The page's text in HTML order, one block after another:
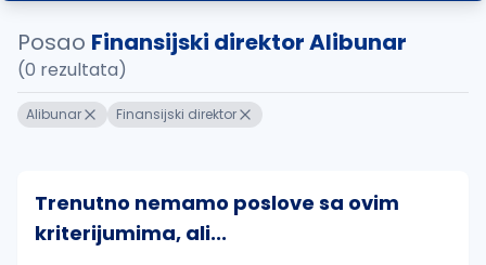
Posao Finansijski direktor Alibunar
(0 rezultata)
Alibunar Finansijski direktor
Trenutno nemamo poslove sa ovim
kriterijumima, ali...